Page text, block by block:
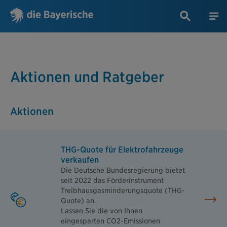
Aktionen und Ratgeber
Aktionen
THG-Quote für Elektrofahrzeuge
verkaufen
Die Deutsche Bundesregierung bietet
seit 2022 das Förderinstrument
Treibhausgasminderungsquote (THG-
Quote) an.
Lassen Sie die von Ihnen
eingesparten CO2-Emissionen